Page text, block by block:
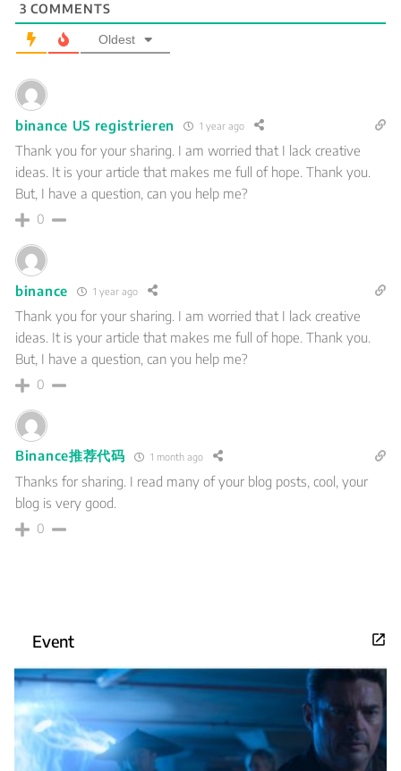
3 COMMENTS
Oldest
binance US registrieren 1 year ago
Thank you for your sharing. I am worried that I lack creative
ideas. It is your article that makes me full of hope. Thank you.
But, I have a question, can you help me?
0
binance 1 year ago
Thank you for your sharing. I am worried that I lack creative
ideas. It is your article that makes me full of hope. Thank you.
But, I have a question, can you help me?
0
Binance推荐代码 1 month ago
Thanks for sharing. I read many of your blog posts, cool, your
blog is very good.
0
Event